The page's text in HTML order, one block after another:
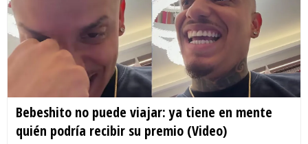
Bebeshito no puede viajar: ya tiene en mente
quién podría recibir su premio (Video)